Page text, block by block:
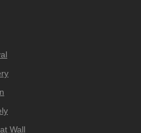
Wall